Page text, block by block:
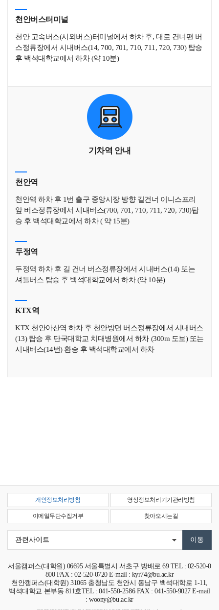
천안버스터미널
천안 고속버스(시외버스)터미널에서 하차 후, 대로 건너편 버
스정류장에서 시내버스(14, 700, 701, 710, 711, 720, 730) 탑승
후 백석대학교에서 하차 (약 10분)
기차역 안내
천안역
천안역 하차 후 1번 출구 중앙시장 방향 길건너 이니스프리
앞 버스정류장에서 시내버스(700, 701, 710, 711, 720, 730)탑
승 후 백석대학교에서 하차 ( 약 15분)
두정역
두정역 하차 후 길 건너 버스정류장에서 시내버스(14) 또는
셔틀버스 탑승 후 백석대학교에서 하차 (약 10분)
KTX역
KTX 천안아산역 하차 후 천안방면 버스정류장에서 시내버스
(13) 탑승 후 단국대학교 치대병원에서 하차 (300m 도보) 또는
시내버스(14번) 환승 후 백석대학교에서 하차
개인정보처리방침 영상정보처리기기관리방침
이메일무단수집거부 찾아오시는길
서울캠퍼스(대학원) 06695 서울특별시 서초구 방배로 69 TEL : 02-520-0
800 FAX : 02-520-0720 E-mail : kyr74@bu.ac.kr
천안캠퍼스(대학원) 31065 충청남도 천안시 동남구 백석대학로 1-11,
백석대학교 본부동 811호TEL : 041-550-2586 FAX : 041-550-9027 E-mail
: woony@bu.ac.kr